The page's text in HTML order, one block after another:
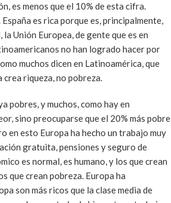
es menos que el 10% de esta cifra.
es rica porque es, principalmente,
Unión Europea, de gente que es en
no han logrado hacer por
muchos dicen en Latinoamérica, que
riqueza, no pobreza.
pobres, y muchos, como hay en
sino preocuparse que el 20% más pobre
en esto Europa ha hecho un trabajo muy
gratuita, pensiones y seguro de
es normal, es humano, y los que crean
que crean pobreza. Europa ha
son más ricos que la clase media de